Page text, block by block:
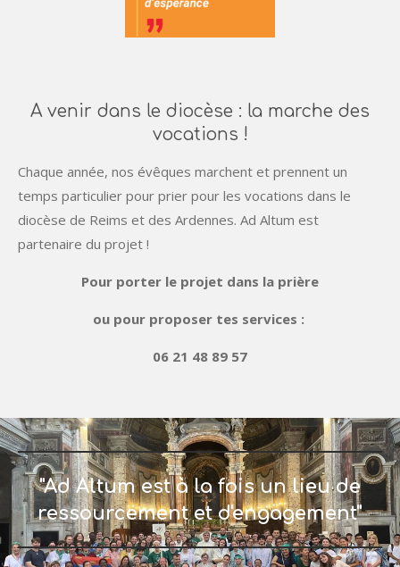
A venir dans le diocèse : la marche des
vocations !
Chaque année, nos évêques marchent et prennent un
temps particulier pour prier pour les vocations dans le
diocèse de Reims et des Ardennes. Ad Altum est
partenaire du projet !
Pour porter le projet dans la prière
ou pour proposer tes services :
06 21 48 89 57
"Ad Altum est à la fois un lieu de
ressourcement et d'engagement"